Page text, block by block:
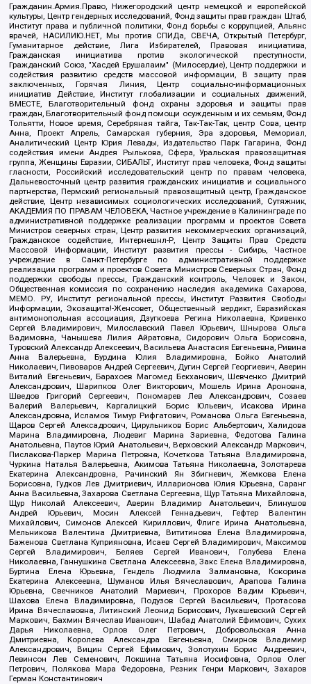
Гражданин.Армия.Право, Нижегородский центр немецкой и европейской
культуры, Центр гендерных исследований, Фонд защиты прав граждан Штаб,
Институт права и публичной политики, Фонд борьбы с коррупцией, Альянс
врачей, НАСИЛИЮ.НЕТ, Мы против СПИДа, СВЕЧА, Открытый Петербург,
Гуманитарное действие, Лига Избирателей, Правовая инициатива,
Гражданская инициатива против экологической преступности,
Гражданский Союз, "Хасдей Ерушалаим" (Милосердие), Центр поддержки и
содействия развитию средств массовой информации, В защиту прав
заключенных, Горячая Линия, Центр социально-информационных
инициатив Действие, Институт глобализации и социальных движений,
ВМЕСТЕ, Благотворительный фонд охраны здоровья и защиты прав
граждан, Благотворительный фонд помощи осужденным и их семьям, Фонд
Тольятти, Новое время, Серебряная тайга, Так-Так-Так, центр Сова, центр
Анна, Проект Апрель, Самарская губерния, Эра здоровья, Мемориал,
Аналитический Центр Юрия Левады, Издательство Парк Гагарина, Фонд
содействия имени Андрея Рылькова, Сфера, Уральская правозащитная
группа, Женщины Евразии, СИБАЛЬТ, Институт прав человека, Фонд защиты
гласности, Российский исследовательский центр по правам человека,
Дальневосточный центр развития гражданских инициатив и социального
партнерства, Пермский региональный правозащитный центр, Гражданское
действие, Центр независимых социологических исследований, Сутяжник,
АКАДЕМИЯ ПО ПРАВАМ ЧЕЛОВЕКА, Частное учреждение в Калининграде по
административной поддержке реализации программ и проектов Совета
Министров северных стран, Центр развития некоммерческих организаций,
Гражданское содействие, Интернешнл-Р, Центр Защиты Прав Средств
Массовой Информации, Институт развития прессы - Сибирь, Частное
учреждение в Санкт-Петербурге по административной поддержке
реализации программ и проектов Совета Министров Северных Стран, Фонд
поддержки свободы прессы, Гражданский контроль, Человек и Закон,
Общественная комиссия по сохранению наследия академика Сахарова,
МЕМО. РУ, Институт региональной прессы, Институт Развития Свободы
Информации, Экозащита!-Женсовет, Общественный вердикт, Евразийская
антимонопольная ассоциация, Дзугкоева Регина Николаевна, Кривенко
Сергей Владимирович, Милославский Павел Юрьевич, Шнырова Ольга
Вадимовна, Чанышева Лилия Айратовна, Сидорович Ольга Борисовна,
Туровский Александр Алексеевич, Васильева Анастасия Евгеньевна, Ривина
Анна Валерьевна, Бурдина Юлия Владимировна, Бойко Анатолий
Николаевич, Пивоваров Андрей Сергеевич, Дугин Сергей Георгиевич, Аверин
Виталий Евгеньевич, Барахоев Магомед Бекханович, Шевченко Дмитрий
Александрович, Шарипков Олег Викторович, Мошель Ирина Ароновна,
Шведов Григорий Сергеевич, Пономарев Лев Александрович, Созаев
Валерий Валерьевич, Каргалицкий Борис Юльевич, Исакова Ирина
Александровна, Исламов Тимур Рифгатович, Романова Ольга Евгеньевна,
Щаров Сергей Алексадрович, Цирульников Борис Альбертович, Халидова
Марина Владимировна, Людевиг Марина Зариевна, Федотова Галина
Анатольевна, Паутов Юрий Анатольевич, Верховский Александр Маркович,
Пислакова-Паркер Марина Петровна, Кочеткова Татьяна Владимировна,
Чуркина Наталья Валерьевна, Акимова Татьяна Николаевна, Золотарева
Екатерина Александровна, Рачинский Ян Збигневич, Жемкова Елена
Борисовна, Гудков Лев Дмитриевич, Илларионова Юлия Юрьевна, Саранг
Анна Васильевна, Захарова Светлана Сергеевна, Щур Татьяна Михайловна,
Щур Николай Алексеевич, Аверин Владимир Анатольевич, Блинушов
Андрей Юрьевич, Мосин Алексей Геннадьевич, Гефтер Валентин
Михайлович, Симонов Алексей Кириллович, Флиге Ирина Анатольевна,
Мельникова Валентина Дмитриевна, Вититинова Елена Владимировна,
Баженова Светлана Куприяновна, Исаев Сергей Владимирович, Максимов
Сергей Владимирович, Беляев Сергей Иванович, Голубева Елена
Николаевна, Ганнушкина Светлана Алексеевна, Закс Елена Владимировна,
Буртина Елена Юрьевна, Гендель Людмила Залмановна, Кокорина
Екатерина Алексеевна, Шуманов Илья Вячеславович, Арапова Галина
Юрьевна, Свечников Анатолий Мариевич, Прохоров Вадим Юрьевич,
Шахова Елена Владимировна, Подузов Сергей Васильевич, Протасова
Ирина Вячеславовна, Литинский Леонид Борисович, Лукашевский Сергей
Маркович, Бахмин Вячеслав Иванович, Шабад Анатолий Ефимович, Сухих
Дарья Николаевна, Орлов Олег Петрович, Добровольская Анна
Дмитриевна, Королева Александра Евгеньевна, Смирнов Владимир
Александрович, Вицин Сергей Ефимович, Золотухин Борис Андреевич,
Левинсон Лев Семенович, Локшина Татьяна Иосифовна, Орлов Олег
Петрович, Полякова Мара Федоровна, Резник Генри Маркович, Захаров
Герман Константинович